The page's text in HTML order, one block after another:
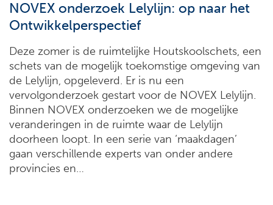
NOVEX onderzoek Lelylijn: op naar het
Ontwikkelperspectief
Deze zomer is de ruimtelijke Houtskoolschets, een
schets van de mogelijk toekomstige omgeving van
de Lelylijn, opgeleverd. Er is nu een
vervolgonderzoek gestart voor de NOVEX Lelylijn.
Binnen NOVEX onderzoeken we de mogelijke
veranderingen in de ruimte waar de Lelylijn
doorheen loopt. In een serie van ‘maakdagen’
gaan verschillende experts van onder andere
provincies en…